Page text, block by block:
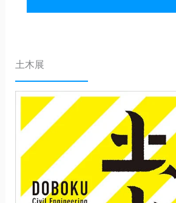
土木展